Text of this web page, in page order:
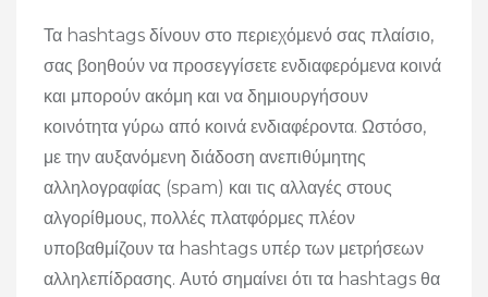
Τα hashtags δίνουν στο περιεχόμενό σας πλαίσιο,
σας βοηθούν να προσεγγίσετε ενδιαφερόμενα κοινά
και μπορούν ακόμη και να δημιουργήσουν
κοινότητα γύρω από κοινά ενδιαφέροντα. Ωστόσο,
με την αυξανόμενη διάδοση ανεπιθύμητης
αλληλογραφίας (spam) και τις αλλαγές στους
αλγορίθμους, πολλές πλατφόρμες πλέον
υποβαθμίζουν τα hashtags υπέρ των μετρήσεων
αλληλεπίδρασης. Αυτό σημαίνει ότι τα hashtags θα